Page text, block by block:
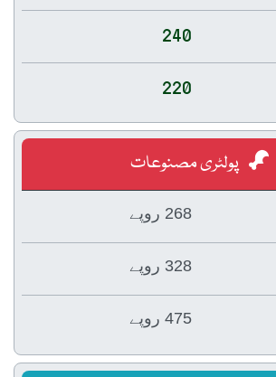
240
220
پولٹری مصنوعات
268 روپے
328 روپے
475 روپے